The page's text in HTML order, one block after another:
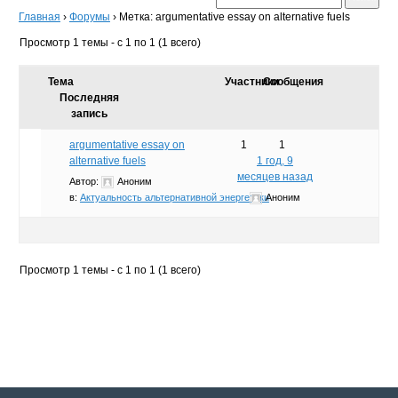
Главная › Форумы › Метка: argumentative essay on alternative fuels
Просмотр 1 темы - с 1 по 1 (1 всего)
Тема УчастникиСообщения
Последняя
запись
argumentative essay on
alternative fuels
Автор:
Аноним
в: Актуальность альтернативной энергетики
1
1
1 год, 9
месяцев назад
Аноним
Просмотр 1 темы - с 1 по 1 (1 всего)